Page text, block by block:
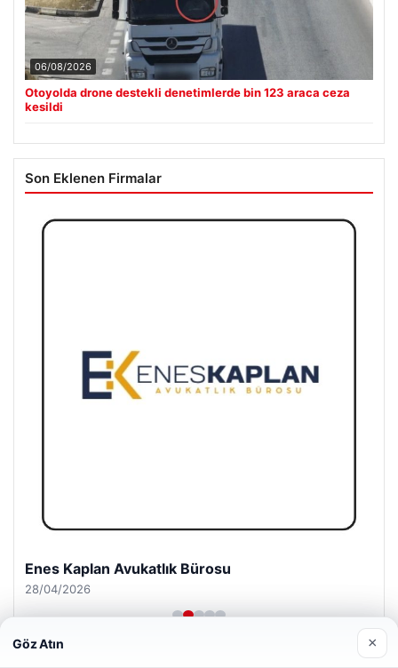
06/08/2026
Otoyolda drone destekli denetimlerde bin 123 araca ceza
kesildi
Son Eklenen Firmalar
Enes Kaplan Avukatlık Bürosu
28/04/2026
Göz Atın ×